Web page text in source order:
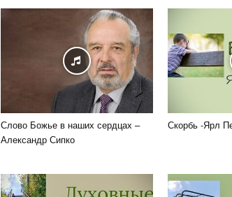
Слово Божье в наших сердцах –
Александр Сипко
Скорбь -Ярл